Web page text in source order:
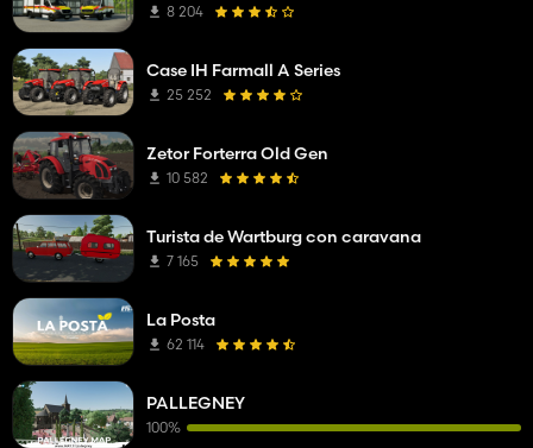
8 204
Case IH Farmall A Series
25 252
Zetor Forterra Old Gen
10 582
Turista de Wartburg con caravana
7 165
La Posta
62 114
PALLEGNEY
100%